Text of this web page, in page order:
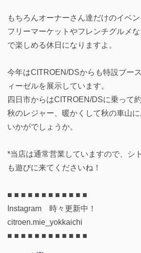
もちろんオーナーさん達だけのイベン
フリーマーケットやフレンチグルメ
で楽しめる休日になりますよ。
今年はCITROEN/DSからも特設ブー
ィーゼルを展示しています。
四日市からはCITROEN/DSに乗って
秋のレジャー、暖かくして秋の車山
いかがでしょうか。
*当店は通常営業していますので、シ
も遊びに来てくださいね！
■ ■ ■ ■ ■ ■ ■ ■ ■ ■ ■ ■
Instagram 時々更新中！
citroen.mie_yokkaichi
■ ■ ■ ■ ■ ■ ■ ■ ■ ■ ■ ■